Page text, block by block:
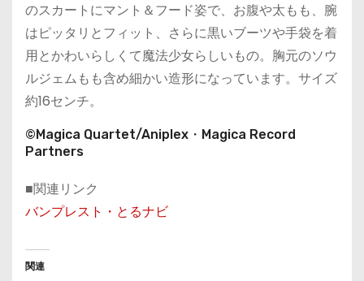
のスカートにマント＆フード姿で、お腹や太もも、腕
はピッタリとフィット、さらに黒いブーツや手袋を着
用とかわいらしくて魔法少女らしいもの。胸元のソウ
ルジェムもも含め細かい造形になっています。サイズ
約16センチ。
©Magica Quartet/Aniplex・Magica Record
Partners
■関連リンク
バンプレスト・とるナビ
関連